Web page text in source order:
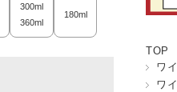
TOP
ワ
ワ
300ml
360ml
180ml